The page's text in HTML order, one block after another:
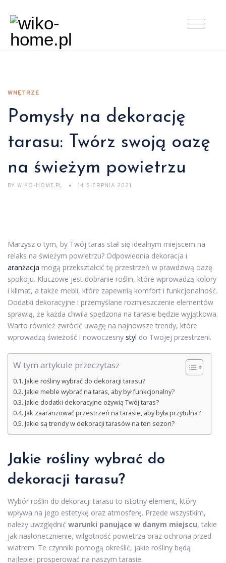
WNĘTRZE
Pomysły na dekorację
tarasu: Twórz swoją oazę
na świeżym powietrzu
BY WIKO-HOME.PL 14 SIERPNIA 2021
Marzysz o tym, by Twój taras stał się idealnym miejscem na
relaks na świeżym powietrzu? Odpowiednia dekoracja i
aranżacja mogą przekształcić tę przestrzeń w prawdziwą oazę
spokoju. Kluczowe jest dobranie roślin, które wprowadzą kolory
i klimat, a także mebli, które zapewnią komfort i funkcjonalność.
Dodatki dekoracyjne i przemyślane rozmieszczenie elementów
sprawią, że każda chwila spędzona na tarasie będzie wyjątkowa.
Warto również zwrócić uwagę na najnowsze trendy, które
wprowadzą świeżość i nowoczesny styl do Twojej przestrzeni.
W tym artykule przeczytasz
Jakie rośliny wybrać do dekoracji tarasu?
Jakie meble wybrać na taras, aby był funkcjonalny?
Jakie dodatki dekoracyjne ożywią Twój taras?
Jak zaaranżować przestrzeń na tarasie, aby była przytulna?
Jakie są trendy w dekoracji tarasów na ten sezon?
Jakie rośliny wybrać do
dekoracji tarasu?
Wybór roślin do dekoracji tarasu to istotny element, który
wpływa na jego estetykę oraz atmosferę. Przede wszystkim,
należy uwzględnić warunki panujące w danym miejscu, takie
jak nasłonecznienie, wilgotność powietrza oraz ochrona przed
wiatrem. Te czynniki pomogą określić, jakie rośliny będą
najlepiej prosperować na naszym tarasie.